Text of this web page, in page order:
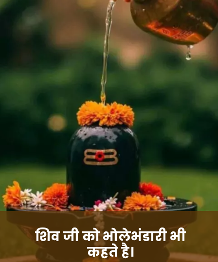
शिव जी को भोलेभंडारी भी